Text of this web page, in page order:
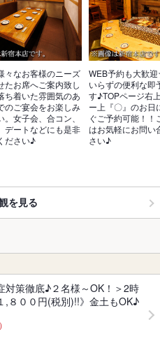
々なお客様のニーズ
たお席へご案内致し
ち着いた雰囲気のあ
のご宴会をお楽しみ
。女子会、合コン、
デートなどにも是非
ださい♪
WEB予約も大歓
いらずの便利な即
す♪TOPページ右
ー上『〇』のお日
ぐご予約可能！！
はお気軽にお問い
さい♪
を見る
対策徹底♪２名様～OK！＞2時
８００円(税別)!!》金土もOK♪